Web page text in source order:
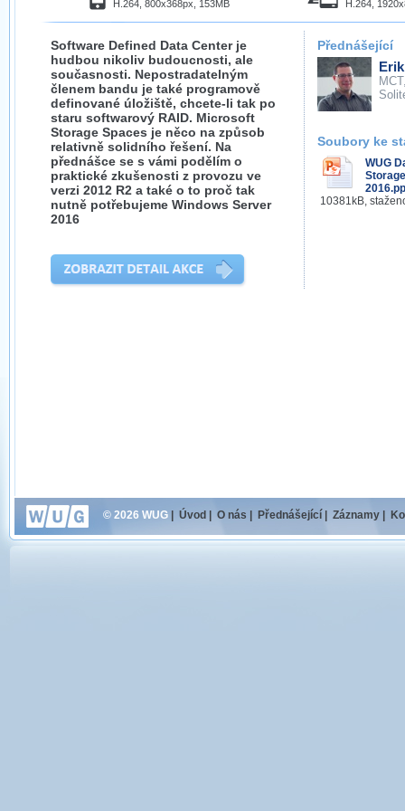
H.264, 800x368px, 153MB H.264,
Software Defined Data Center je
hudbou nikoliv budoucnosti, ale
současnosti. Nepostradatelným
členem bandu je také programově
definované úložiště, chcete-li tak po
staru softwarový RAID. Microsoft
Storage Spaces je něco na způsob
relativně solidního řešení. Na
přednášce se s vámi podělím o
praktické zkušenosti z provozu ve
verzi 2012 R2 a také o to proč tak
nutně potřebujeme Windows Server
2016
Přednášející
Soubory ke
WUG
10381kB,
© 2026 WUG Úvod O nás Přednášející Záznamy